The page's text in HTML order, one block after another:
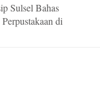
Sulsel Bahas
di